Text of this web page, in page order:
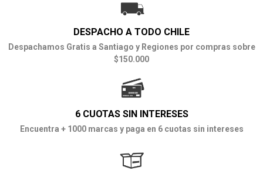
DESPACHO A TODO CHILE
Despachamos Gratis a Santiago y Regiones por compras sobre
$150.000
6 CUOTAS SIN INTERESES
Encuentra + 1000 marcas y paga en 6 cuotas sin intereses